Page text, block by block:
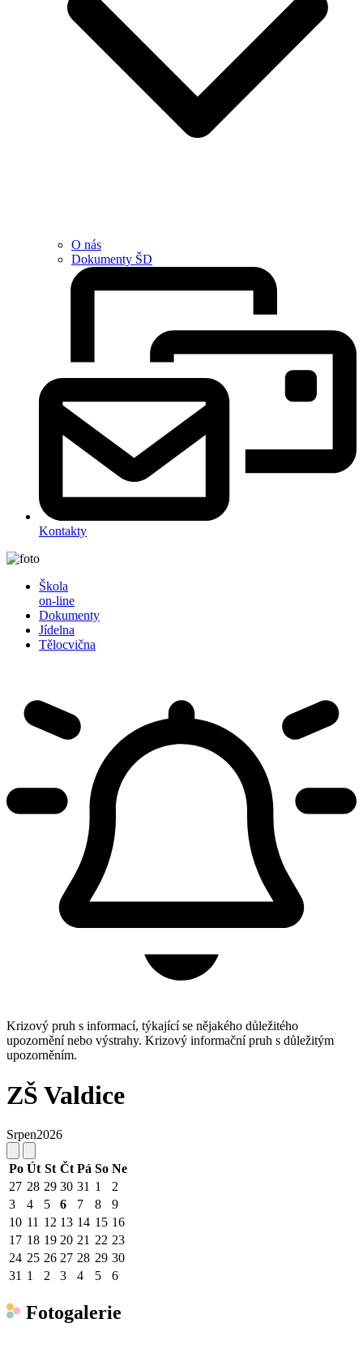
O nás
Dokumenty ŠD
Kontakty
Škola
on-line
Dokumenty
Jídelna
Tělocvična
Krizový pruh s informací, týkající se nějakého důležitého
upozornění nebo výstrahy. Krizový informační pruh s důležitým
upozorněním.
ZŠ Valdice
Srpen2026
Po Út St Čt Pá So Ne
27 28 29 30 31 1
2
3
4 5 6 7 8
9
10 11 12 13 14 15 16
17 18 19 20 21 22 23
24 25 26 27 28 29 30
31 1 2 3 4 5 6
Fotogalerie